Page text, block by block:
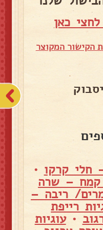
כאן
הקישור המקוצר
חלי קרקו •
קמח – שרה
ריבה –
רייפת
•עוגיות